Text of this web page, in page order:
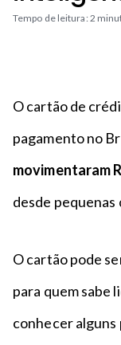
n
c
l
a
p
Tempo de leitura: 2
O cartão de
pagamento no
movimentaram
desde
O cartão pode
para quem sabe
conhecer alguns